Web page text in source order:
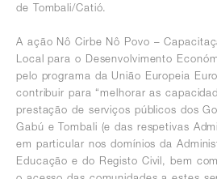
de Tombali/Catió.
A ação Nô Cirbe Nô Povo –
Local para o Desenvolvimento
pelo programa da União Europeia
contribuir para “melhorar as
prestação de serviços públicos dos
Gabú e Tombali (e das respetivas
em particular nos domínios da
Educação e do Registo Civil, bem